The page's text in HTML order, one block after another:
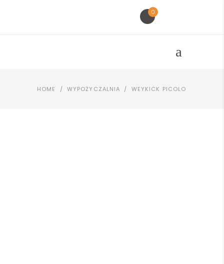
0
HOME / WYPOŻYCZALNIA / WEYKICK PICOLO